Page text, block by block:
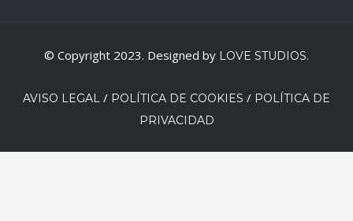
© Copyright 2023. Designed by LOVE STUDIOS.
AVISO LEGAL / POLÍTICA DE COOKIES / POLÍTICA DE
PRIVACIDAD